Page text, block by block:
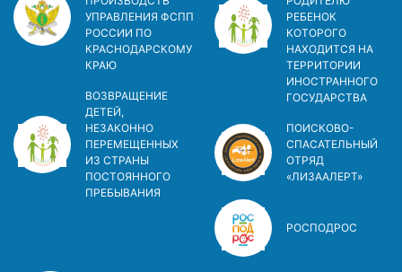
УПРАВЛЕНИЯ ФСПП
РОССИИ ПО
КРАСНОДАРСКОМУ
КРАЮ
ВОЗВРАЩЕНИЕ
ДЕТЕЙ,
НЕЗАКОННО
ПЕРЕМЕЩЕННЫХ
ИЗ СТРАНЫ
ПОСТОЯННОГО
ПРЕБЫВАНИЯ
РЕБЕНОК
КОТОРОГО
НАХОДИТСЯ НА
ТЕРРИТОРИИ
ИНОСТРАННОГО
ГОСУДАРСТВА
ПОИСКОВО-
СПАСАТЕЛЬНЫЙ
ОТРЯД
«ЛИЗААЛЕРТ»
РОСПОДРОС